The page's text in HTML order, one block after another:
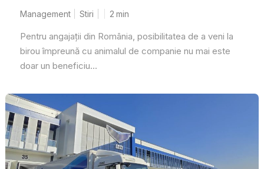
Management Stiri 2 min
Pentru angajații din România, posibilitatea de a veni la
birou împreună cu animalul de companie nu mai este
doar un beneficiu...